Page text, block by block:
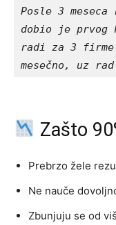
Posle 3
dobio je prvog
radi za 3 firme
mesečno, uz
Zašto
Prebrzo žele
Ne nauče
Zbunjuju se od